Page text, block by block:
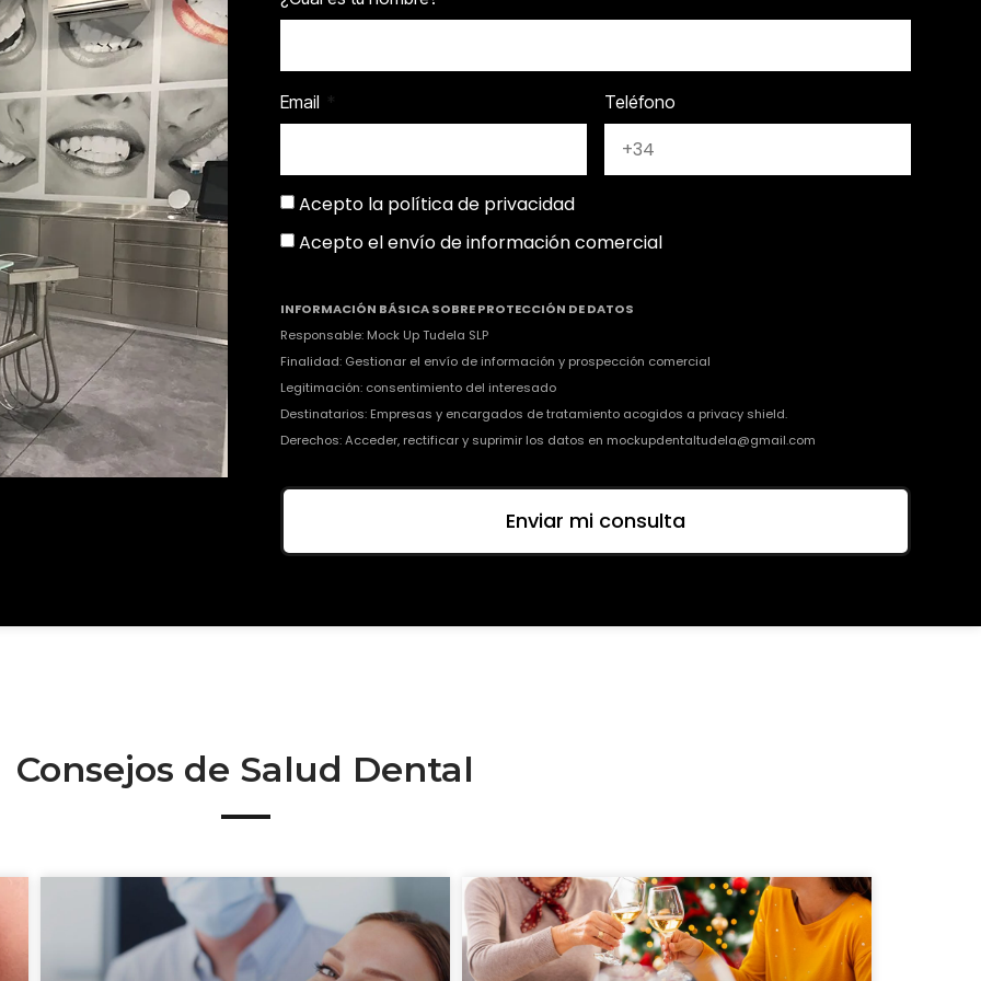
Email Teléfono
Acepto la política de privacidad
Acepto el envío de información comercial
INFORMACIÓN BÁSICA SOBRE PROTECCIÓN DE DATOS
Responsable: Mock Up Tudela SLP
Finalidad: Gestionar el envío de información y prospección comercial
Legitimación: consentimiento del interesado
Destinatarios: Empresas y encargados de tratamiento acogidos a privacy shield.
Derechos: Acceder, rectificar y suprimir los datos en mockupdentaltudela@gmail.com
Enviar mi consulta
Consejos de Salud Dental